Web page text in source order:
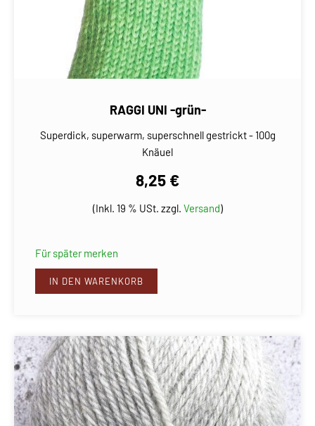
RAGGI UNI -grün-
Superdick, superwarm, superschnell gestrickt - 100g
Knäuel
8,25 €
(Inkl. 19 % USt. zzgl. Versand)
Für später merken
IN DEN WARENKORB